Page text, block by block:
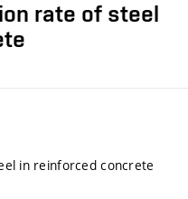
rate of steel
in reinforced concrete